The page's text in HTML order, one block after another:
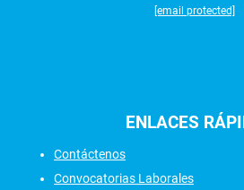
[email protected]
ENLACES
Contáctenos
Convocatorias Laborales